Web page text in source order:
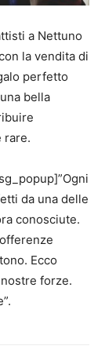
a Nettuno
la vendita di
perfetto
bella
rare.
da una delle
conosciute.
Ecco
forze.